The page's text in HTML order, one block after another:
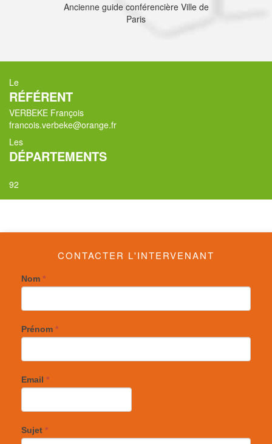
Ancienne guide conférencière Ville de
Paris
Le
RÉFÉRENT
VERBEKE François
francois.verbeke@orange.fr
Les
DÉPARTEMENTS
92
CONTACTER L'INTERVENANT
Nom *
Prénom *
Email *
Sujet *